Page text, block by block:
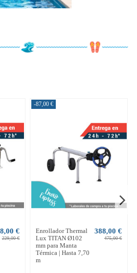
€
229,00 €
-87,00 €
Enrollador Thermal
Lux TITAN Ø102
mm para Manta
Térmica | Hasta 7,70
m
388,00 €
475,00 €